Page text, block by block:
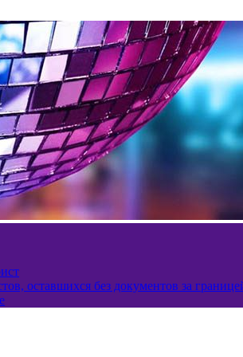
оставшихся без документов за